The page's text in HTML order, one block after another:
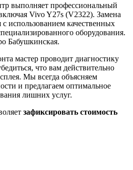
выполняет профессиональный
Vivo Y27s (V2322). Замена
с использованием качественных
оборудования.
Бабушкинская.
мастер проводит диагностику
что вам действительно
Мы всегда объясняем
и предлагаем оптимальное
лишних услуг.
зафиксировать стоимость